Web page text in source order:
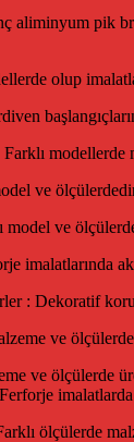
aliminyum pik
olup
ve
model ve
imalatlarında
: Dekoratif
ve
ve ölçülerde
ölçülerde